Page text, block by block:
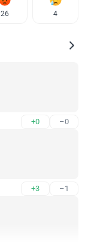
26 4
+0 –0
+3 –1